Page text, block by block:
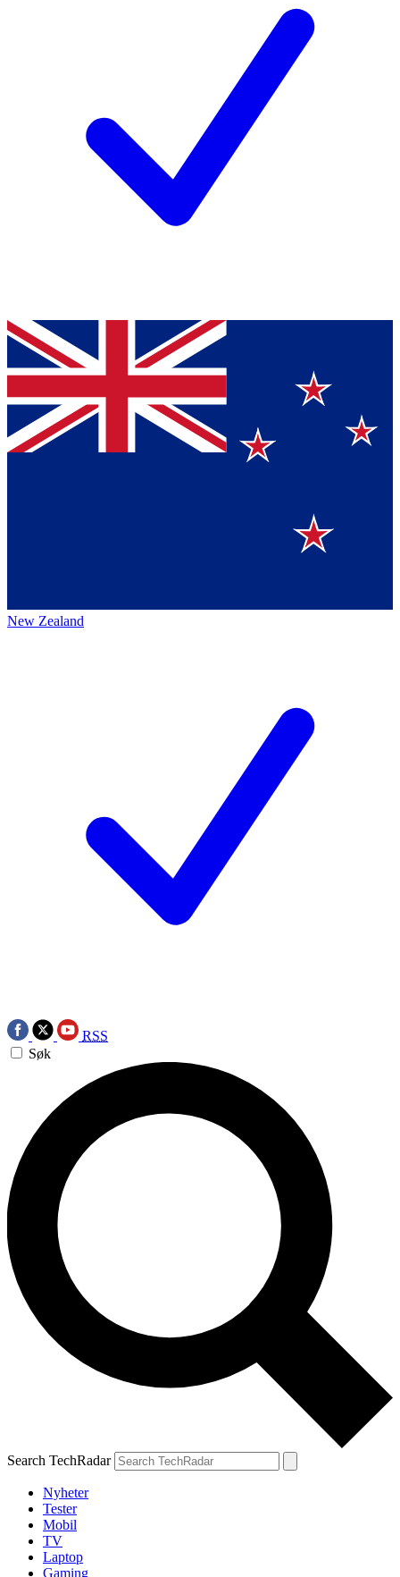
New Zealand
RSS
Søk
Search TechRadar
Nyheter
Tester
Mobil
TV
Laptop
Gaming